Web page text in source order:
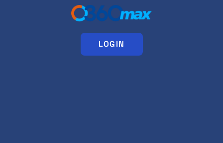
LOGIN